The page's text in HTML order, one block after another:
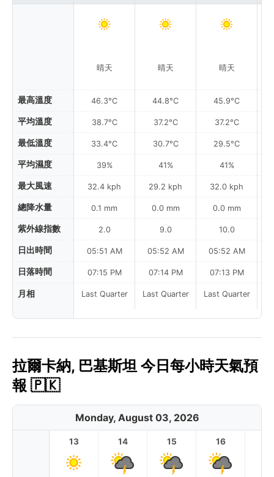
最高溫度
平均溫度
最低溫度
平均濕度
最大風速
總降水量
紫外線指數
日出時間
日落時間
月相
晴天
46.3°C
38.7°C
33.4°C
39%
32.4 kph
0.1 mm
2.0
05:51 AM
07:15 PM
Last Quarter
晴天
44.8°C
37.2°C
30.7°C
41%
29.2 kph
0.0 mm
9.0
05:52 AM
07:14 PM
Last Quarter
晴天
45.9°C
37.2°C
29.5°C
41%
32.0 kph
0.0 mm
10.0
05:52 AM
07:13 PM
Last Quarter
拉爾卡納, 巴基斯坦 今日每小時天氣預
報 🇵🇰
Monday, August 03, 2026
13 14 15 16